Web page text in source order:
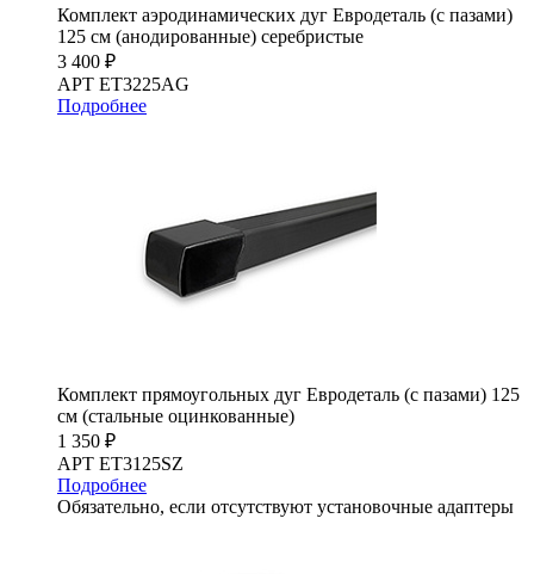
Комплект аэродинамических дуг Евродеталь (с пазами)
125 см (анодированные) серебристые
3 400 ₽
АРТ ET3225AG
Подробнее
Комплект прямоугольных дуг Евродеталь (с пазами) 125
см (стальные оцинкованные)
1 350 ₽
АРТ ET3125SZ
Подробнее
Обязательно, если отсутствуют установочные адаптеры